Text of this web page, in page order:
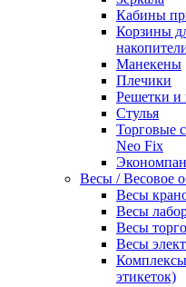
Кабины
Корзины
Манекены
Плечики
Решетки и
Стулья
Торговые
Neo Fix
Весы / Весовое
Весы
Весы
Весы
Весы
этикеток)